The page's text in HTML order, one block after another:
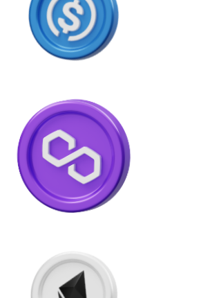
USDC
Litecoin
LTC